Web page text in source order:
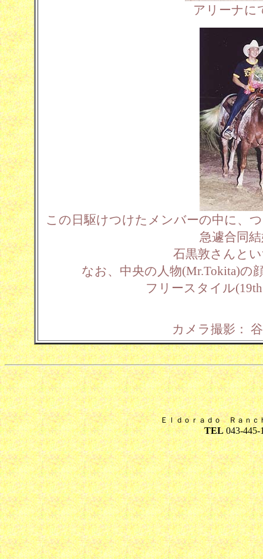
アリーナに
この日駆けつけたメンバーの中に、
急遽合同
石黒敦さんと
なお、中央の人物(Mr.Tokita)の
フリースタイル
カメラ撮影：
Ｅｌｄｏｒａｄｏ Ｒａｎｃ
TEL043-